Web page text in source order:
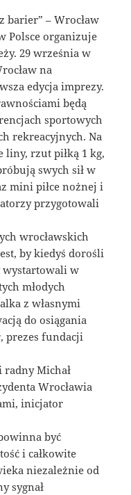
barier” – Wrocław
Polsce organizuje
29 września w
na
edycja imprezy.
będą
sportowych
rekreacyjnych. Na
liny, rzut piłką 1 kg,
swych sił w
mini piłce nożnej i
przygotowali
wrocławskich
by kiedyś dorośli
wystartowali w
młodych
z własnymi
do osiągania
prezes fundacji
Michał
Wrocławia
inicjator
być
i całkowite
niezależnie od
sygnał